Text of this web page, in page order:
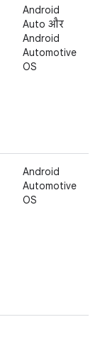
Android
Auto और
Android
Automotive
OS
Android
Automotive
OS